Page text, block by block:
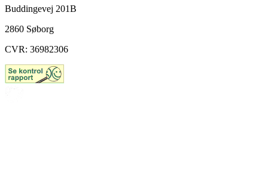
Buddingevej 201B
2860 Søborg
CVR: 36982306